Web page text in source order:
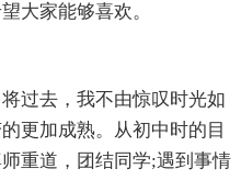
大家能够喜欢。
过去，我不由惊叹时光如
更加成熟。从初中时的目
重道，团结同学;遇到事情